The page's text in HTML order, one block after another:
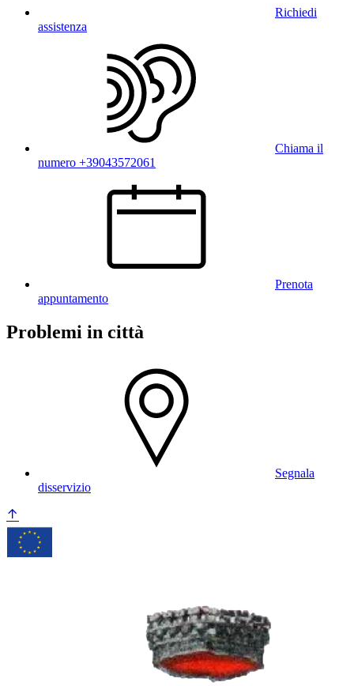
Richiedi
assistenza
Chiama il
numero +39043572061
Prenota
appuntamento
Problemi in città
Segnala
disservizio